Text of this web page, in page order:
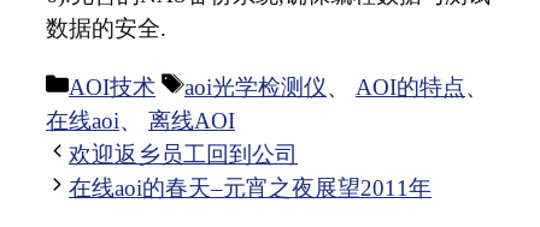
数据的安全.
分
类
AOI技术
标
签
aoi光学检测仪、 AOI的特点、
在线aoi、 离线AOI
欢迎返乡员工回到公司
在线aoi的春天–元宵之夜展望2011年